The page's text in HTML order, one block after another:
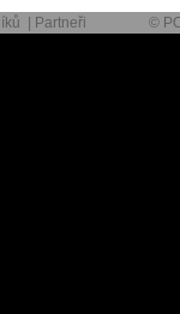
| Partneři ©